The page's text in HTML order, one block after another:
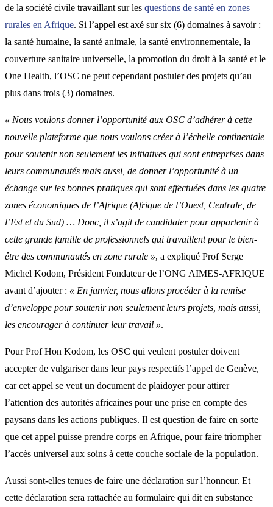
de la société civile travaillant sur les questions de santé en zones
rurales en Afrique. Si l’appel est axé sur six (6) domaines à savoir :
la santé humaine, la santé animale, la santé environnementale, la
couverture sanitaire universelle, la promotion du droit à la santé et le
One Health, l’OSC ne peut cependant postuler des projets qu’au
plus dans trois (3) domaines.
« Nous voulons donner l’opportunité aux OSC d’adhérer à cette
nouvelle plateforme que nous voulons créer à l’échelle continentale
pour soutenir non seulement les initiatives qui sont entreprises dans
leurs communautés mais aussi, de donner l’opportunité à un
échange sur les bonnes pratiques qui sont effectuées dans les quatre
zones économiques de l’Afrique (Afrique de l’Ouest, Centrale, de
l’Est et du Sud) … Donc, il s’agit de candidater pour appartenir à
cette grande famille de professionnels qui travaillent pour le bien-
être des communautés en zone rurale », a expliqué Prof Serge
Michel Kodom, Président Fondateur de l’ONG AIMES-AFRIQUE
avant d’ajouter : « En janvier, nous allons procéder à la remise
d’enveloppe pour soutenir non seulement leurs projets, mais aussi,
les encourager à continuer leur travail ».
Pour Prof Hon Kodom, les OSC qui veulent postuler doivent
accepter de vulgariser dans leur pays respectifs l’appel de Genève,
car cet appel se veut un document de plaidoyer pour attirer
l’attention des autorités africaines pour une prise en compte des
paysans dans les actions publiques. Il est question de faire en sorte
que cet appel puisse prendre corps en Afrique, pour faire triompher
l’accès universel aux soins à cette couche sociale de la population.
Aussi sont-elles tenues de faire une déclaration sur l’honneur. Et
cette déclaration sera rattachée au formulaire qui dit en substance